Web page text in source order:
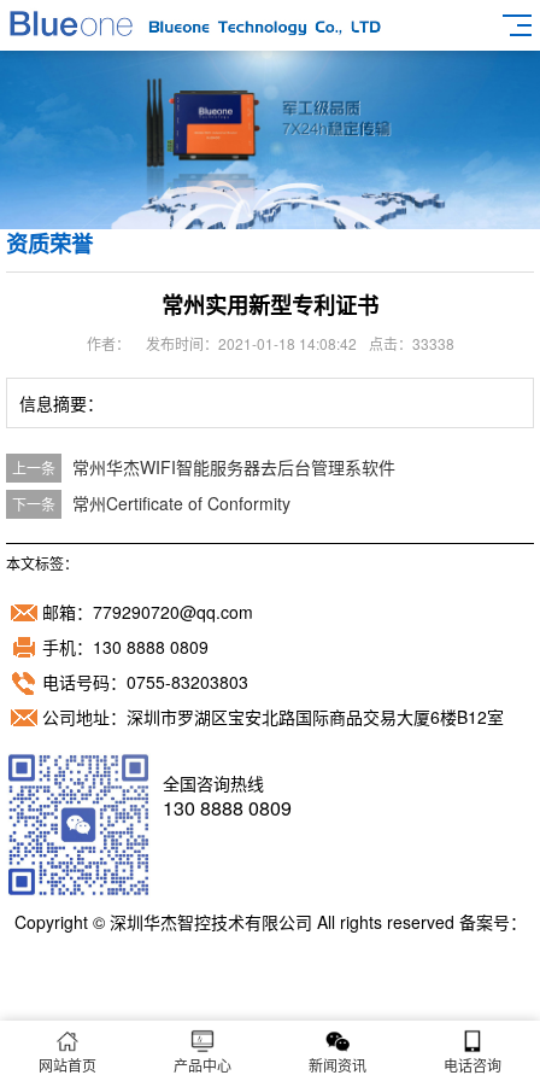
资质荣誉
常州实用新型专利证书
作者： 发布时间：2021-01-18 14:08:42 点击：33338
信息摘要：
上一条 常州华杰WIFI智能服务器去后台管理系软件
下一条 常州Certificate of Conformity
本文标签：
邮箱：779290720@qq.com
手机：130 8888 0809
电话号码：0755-83203803
公司地址：深圳市罗湖区宝安北路国际商品交易大厦6楼B12室
全国咨询热线
130 8888 0809
Copyright © 深圳华杰智控技术有限公司 All rights reserved 备案号：
网站首页 产品中心 新闻资讯 电话咨询